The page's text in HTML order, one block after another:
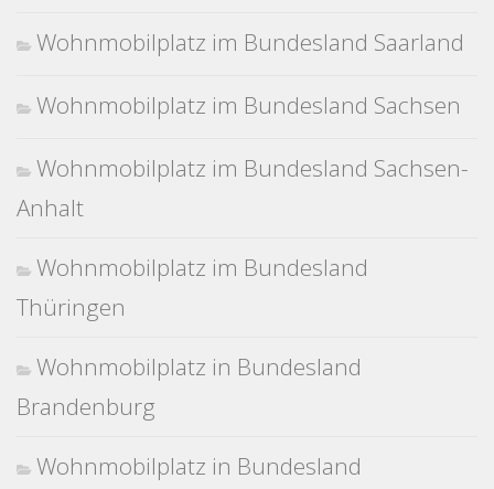
Wohnmobilplatz im Bundesland Saarland
Wohnmobilplatz im Bundesland Sachsen
Wohnmobilplatz im Bundesland Sachsen-
Anhalt
Wohnmobilplatz im Bundesland
Thüringen
Wohnmobilplatz in Bundesland
Brandenburg
Wohnmobilplatz in Bundesland